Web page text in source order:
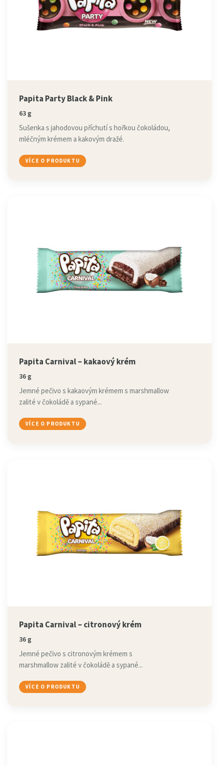
Papita Party Black & Pink
63 g
Sušenka s jahodovou příchutí s hořkou čokoládou,
mléčným krémem a kakovým dražé.
VÍCE O PRODUKTU
Papita Carnival – kakaový krém
36 g
Jemné pečivo s kakaovým krémem s marshmallow
zalité v čokoládě a sypané...
VÍCE O PRODUKTU
Papita Carnival – citronový krém
36 g
Jemné pečivo s citronovým krémem s
marshmallow zalité v čokoládě a sypané...
VÍCE O PRODUKTU